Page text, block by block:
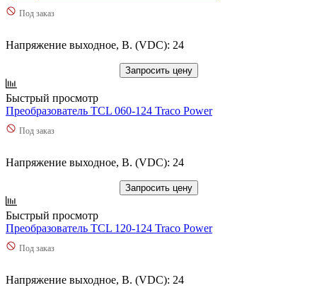
Под заказ
Напряжение выходное, В. (VDC): 24
Запросить цену
Быстрый просмотр
Преобразователь TCL 060-124 Traco Power
Под заказ
Напряжение выходное, В. (VDC): 24
Запросить цену
Быстрый просмотр
Преобразователь TCL 120-124 Traco Power
Под заказ
Напряжение выходное, В. (VDC): 24